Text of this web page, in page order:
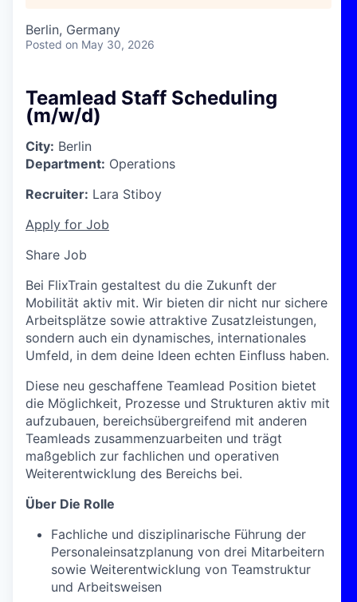
Berlin, Germany
Posted on May 30, 2026
Teamlead Staff Scheduling
(m/w/d)
City: Berlin
Department: Operations
Recruiter: Lara Stiboy
Apply for Job
Share Job
Bei FlixTrain gestaltest du die Zukunft der
Mobilität aktiv mit. Wir bieten dir nicht nur sichere
Arbeitsplätze sowie attraktive Zusatzleistungen,
sondern auch ein dynamisches, internationales
Umfeld, in dem deine Ideen echten Einfluss haben.
Diese neu geschaffene Teamlead Position bietet
die Möglichkeit, Prozesse und Strukturen aktiv mit
aufzubauen, bereichsübergreifend mit anderen
Teamleads zusammenzuarbeiten und trägt
maßgeblich zur fachlichen und operativen
Weiterentwicklung des Bereichs bei.
Über Die Rolle
Fachliche und disziplinarische Führung der
Personaleinsatzplanung von drei Mitarbeitern
sowie Weiterentwicklung von Teamstruktur
und Arbeitsweisen